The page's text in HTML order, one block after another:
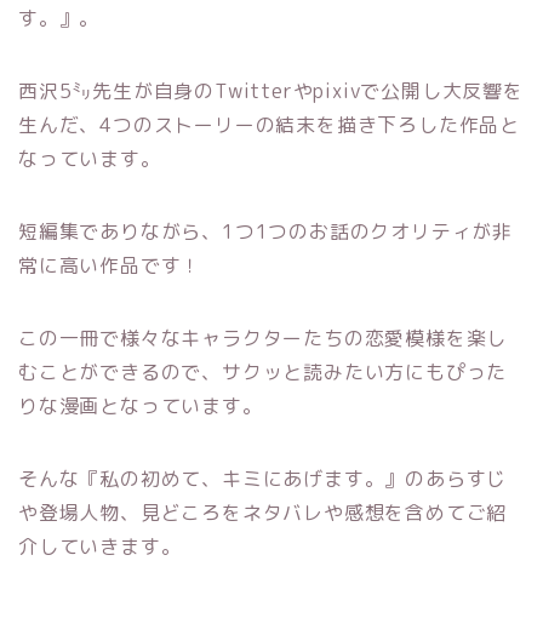
す。』。
西沢5㍉先生が自身のTwitterやpixivで公開し大反響を
生んだ、4つのストーリーの結末を描き下ろした作品と
なっています。
短編集でありながら、1つ1つのお話のクオリティが非
常に高い作品です！
この一冊で様々なキャラクターたちの恋愛模様を楽し
むことができるので、サクッと読みたい方にもぴった
りな漫画となっています。
そんな『私の初めて、キミにあげます。』のあらすじ
や登場人物、見どころをネタバレや感想を含めてご紹
介していきます。